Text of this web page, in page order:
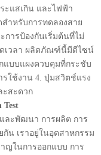
ะแสเกิน และไฟฟ้า
ำหรับการทดลองสาย
การป้องกันเริ่มต้นที่ไม่
ดเวลา ผลิตภัณฑ์นี้มีดีไซน์
แบบแผงควบคุมที่กระชับ
รใช้งาน 4. ปุ่มสวิตช์แรง
ะสะดวก
ละพัฒนา การผลิต การ
น เราอยู่ในอุตสาหกรรม
ญในการออกแบบ การ